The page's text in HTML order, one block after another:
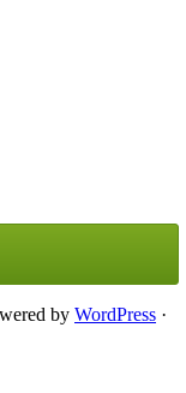
by WordPress ·